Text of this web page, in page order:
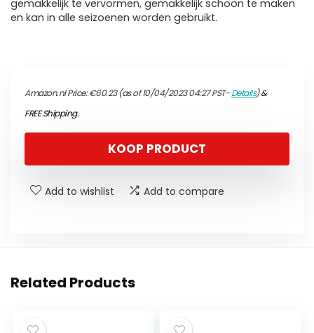
gemakkelijk te vervormen, gemakkelijk schoon te maken
en kan in alle seizoenen worden gebruikt.
Amazon.nl Price:€60.23(as of 10/04/2023 04:27 PST-Details)&
FREE Shipping.
KOOP PRODUCT
Add to wishlist Add to compare
Related Products